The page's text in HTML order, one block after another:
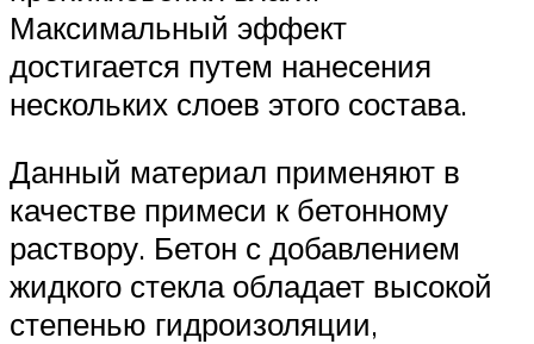
Максимальный эффект
достигается путем нанесения
нескольких слоев этого состава.
Данный материал применяют в
качестве примеси к бетонному
раствору. Бетон с добавлением
жидкого стекла обладает высокой
степенью гидроизоляции,